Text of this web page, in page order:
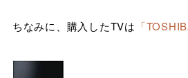
ちなみに、購入したTVは 「